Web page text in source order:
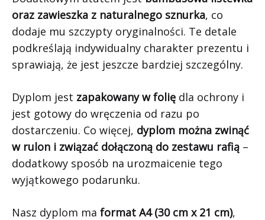
oraz zawieszka z naturalnego sznurka, co
dodaje mu szczypty oryginalności. Te detale
podkreślają indywidualny charakter prezentu i
sprawiają, że jest jeszcze bardziej szczególny.
Dyplom jest zapakowany w folię dla ochrony i
jest gotowy do wręczenia od razu po
dostarczeniu. Co więcej, dyplom można zwinąć
w rulon i związać dołączoną do zestawu rafią –
dodatkowy sposób na urozmaicenie tego
wyjątkowego podarunku.
Nasz dyplom ma format A4 (30 cm x 21 cm),